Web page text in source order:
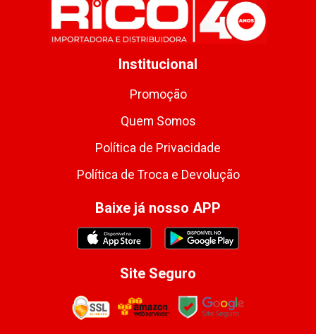
Institucional
Promoção
Quem Somos
Política de Privacidade
Política de Troca e Devolução
Baixe já nosso APP
Site Seguro